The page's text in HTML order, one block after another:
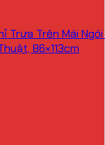
Trưa Trên Mái Ngói
86×113cm